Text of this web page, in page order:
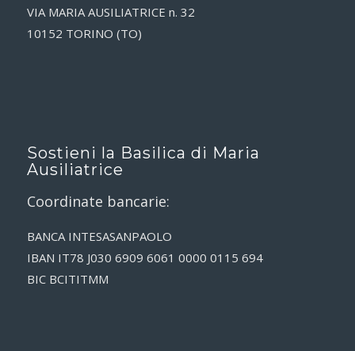
VIA MARIA AUSILIATRICE n. 32
10152 TORINO (TO)
Sostieni la Basilica di Maria
Ausiliatrice
Coordinate bancarie:
BANCA INTESASANPAOLO
IBAN IT78 J030 6909 6061 0000 0115 694
BIC BCITITMM